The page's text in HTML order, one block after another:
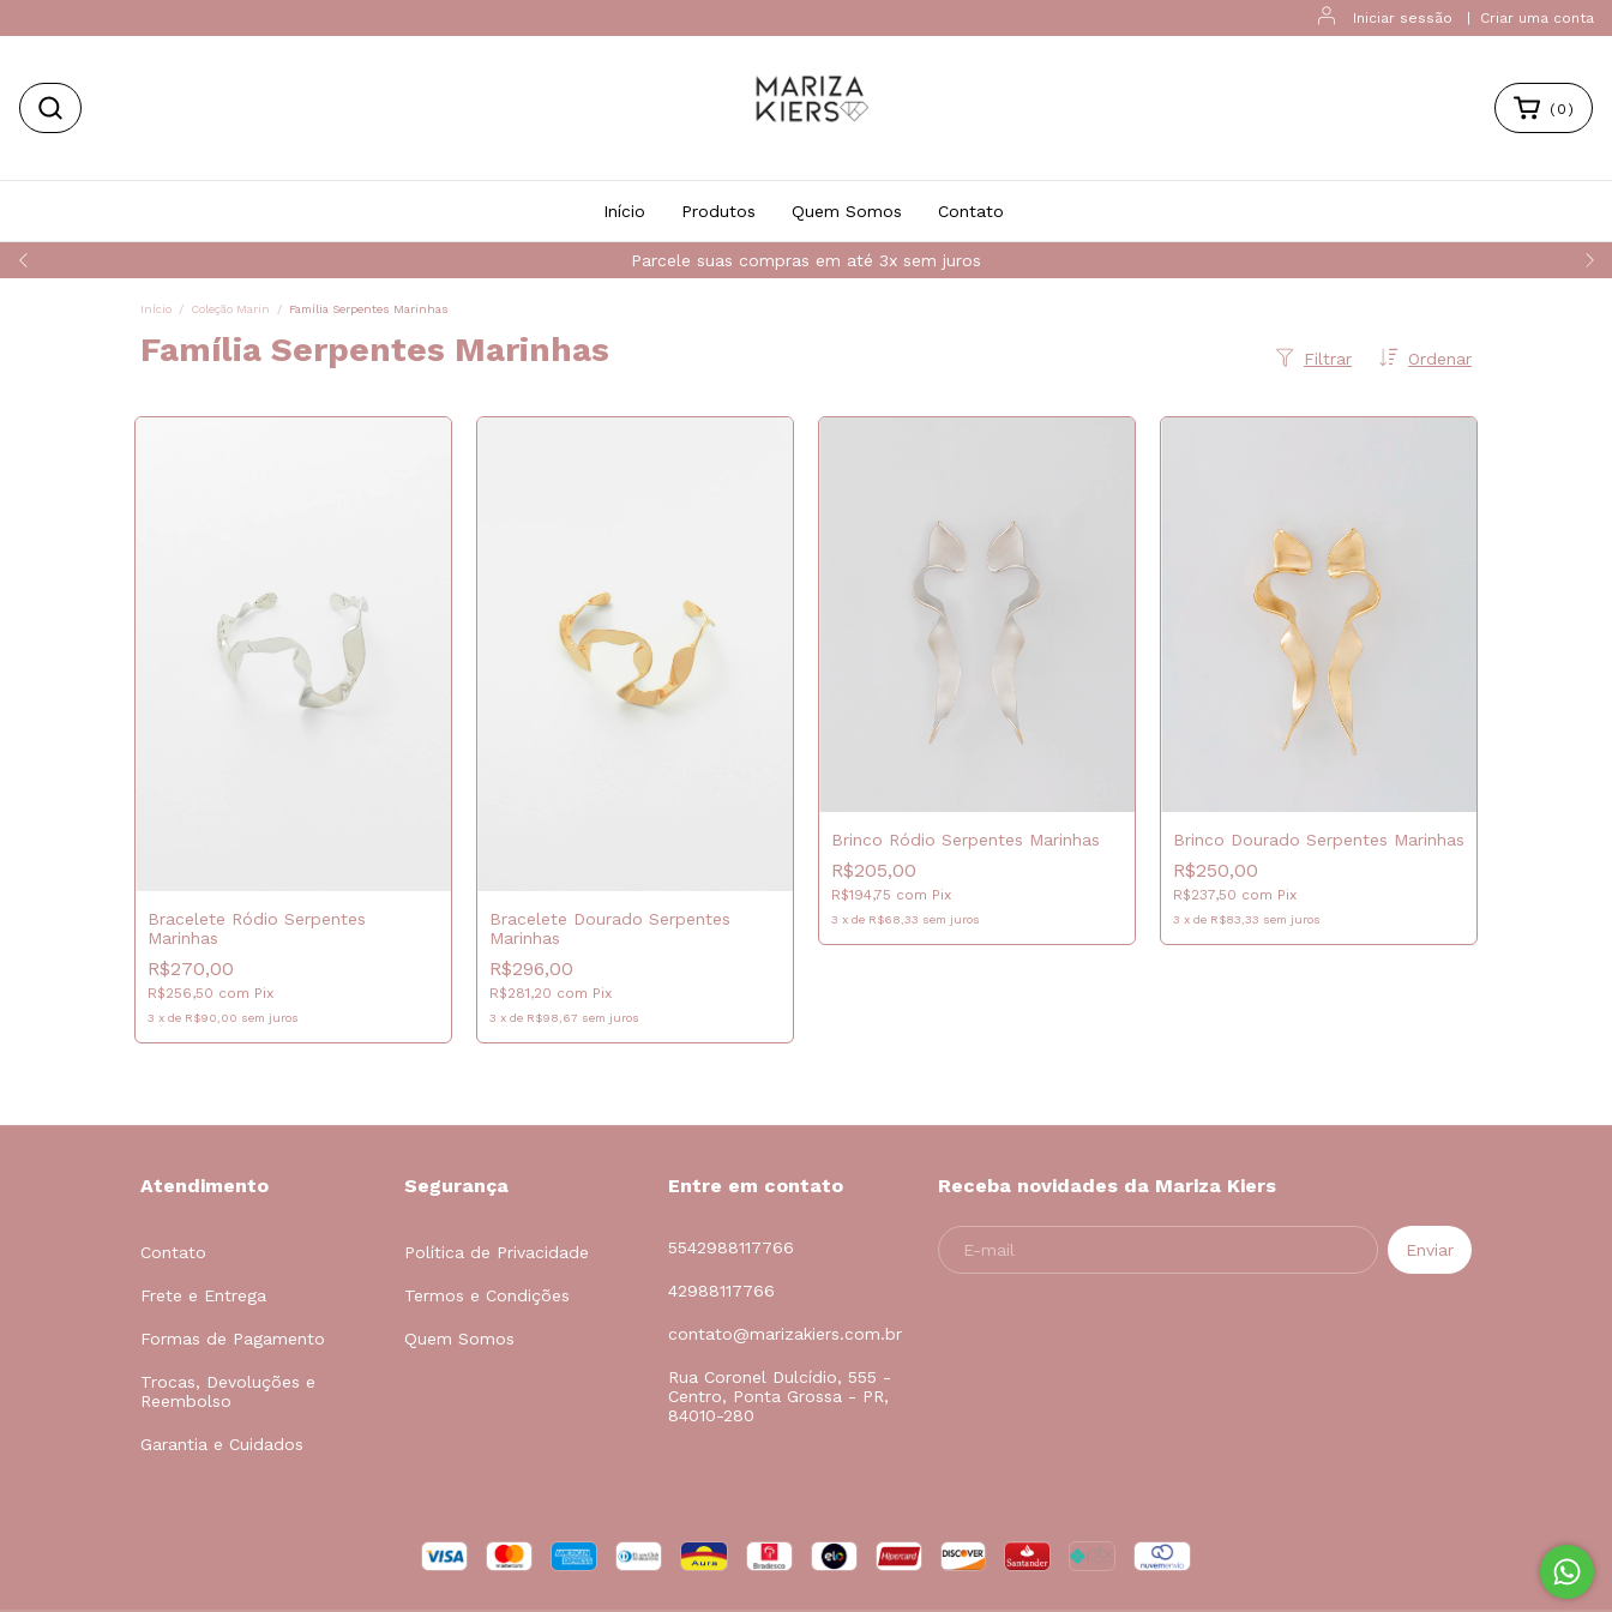
Iniciar sessão Criar uma conta
Parcele suas compras em até 3x sem juros
( 0 )
Início Produtos Quem Somos Contato
Início / Coleção Marin / Família Serpentes Marinhas
Família Serpentes Marinhas Ordenar
Filtrar
Bracelete Ródio Serpentes
Marinhas
R$270,00
R$256,50 com Pix
3 x de R$90,00 sem juros
Bracelete Dourado Serpentes
Marinhas
R$296,00
R$281,20 com Pix
3 x de R$98,67 sem juros
Brinco Ródio Serpentes Marinhas
R$205,00
R$194,75 com Pix
3 x de R$68,33 sem juros
Brinco Dourado Serpentes Marinhas
R$250,00
R$237,50 com Pix
3 x de R$83,33 sem juros
Atendimento
Contato
Frete e Entrega
Formas de Pagamento
Trocas, Devoluções e
Reembolso
Garantia e Cuidados
Segurança
Política de Privacidade
Termos e Condições
Quem Somos
Entre em contato
5542988117766
42988117766
contato@marizakiers.com.br
Rua Coronel Dulcídio, 555 -
Centro, Ponta Grossa - PR,
84010-280
Receba novidades da Mariza Kiers